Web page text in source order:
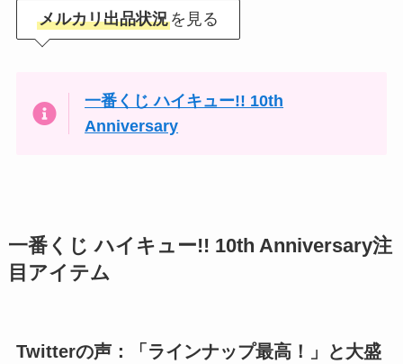
メルカリ出品状況を見る
一番くじ ハイキュー!! 10th
Anniversary
一番くじ ハイキュー!! 10th Anniversary注
目アイテム
Twitterの声：「ラインナップ最高！」と大盛